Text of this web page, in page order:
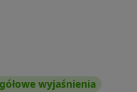
wyjaśnienia